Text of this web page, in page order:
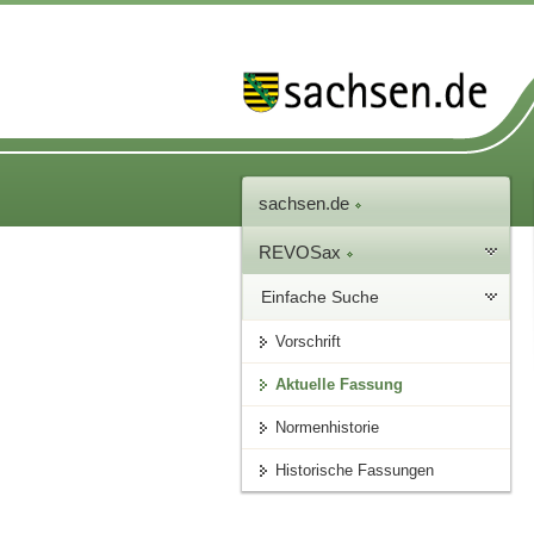
sachsen.de
REVOSax
Einfache Suche
Vorschrift
Aktuelle Fassung
Normenhistorie
Historische Fassungen